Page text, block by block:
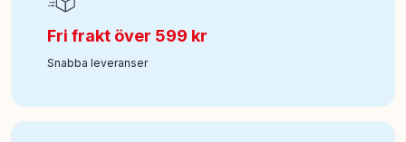
Fri frakt över 599 kr
Snabba leveranser